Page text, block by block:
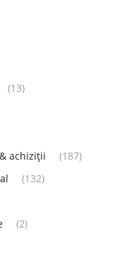
(13)
achiziții
(187)
(132)
(2)